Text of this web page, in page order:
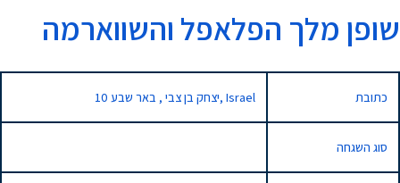
שופן מלך הפלאפל והשווארמה
כתובת 10 יצחק בן צבי , באר שבע, Israel
סוג השגחה